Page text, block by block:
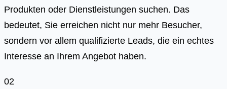
Produkten oder Dienstleistungen suchen. Das
bedeutet, Sie erreichen nicht nur mehr Besucher,
sondern vor allem qualifizierte Leads, die ein echtes
Interesse an Ihrem Angebot haben.
02